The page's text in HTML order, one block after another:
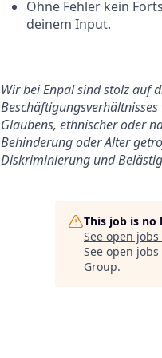
Ohne Fehler kein
deinem Input.
Wir bei Enpal sind stolz auf
Glaubens, ethnischer oder
Behinderung oder Alter
Diskriminierung und
This job is no
See open jobs
See open
Group.